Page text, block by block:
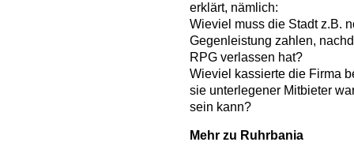
erklärt, nämlich:
Wieviel muss die Stadt z.B.
Gegenleistung zahlen,
RPG verlassen hat?
Wieviel kassierte die Firma
sie unterlegener Mitbieter
sein kann?
Mehr zu Ruhrbania